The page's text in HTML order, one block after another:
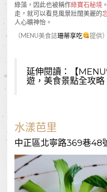
綠藻，因此也被稱作綠寶石秘境
走，就可以看見風景壯闊美麗的
人心曠神怡。
（MENU美食誌珊蒂享吃 提供）
延伸閱讀：
【
遊，美食景點全攻略
水漾芭里
中正區北寧路369巷48